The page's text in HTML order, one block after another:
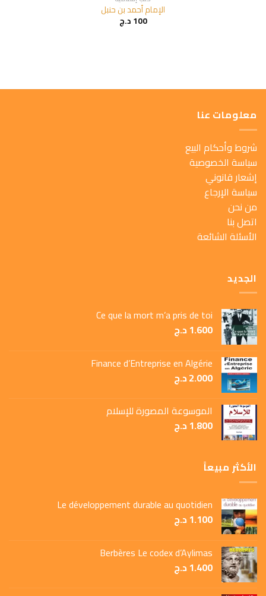
الإمام أحمد بن حنبل
100د.ج
معلومات عنا
شروط وأحكام البيع
سياسة الخصوصية
إشعار قانوني
سياسة الإرجاع
من نحن
اتصل بنا
الأسئلة الشائعة
الجديد
Ce que la mort m’a pris de toi
1.600د.ج
Finance d’Entreprise en Algérie
2.000د.ج
الموسوعة المصورة للإسلام
1.800د.ج
الأكثر مبيعاً
Le développement durable au quotidien
1.100د.ج
Berbères Le codex d’Aylimas
1.400د.ج